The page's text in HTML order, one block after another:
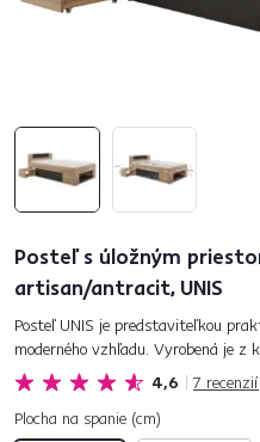
Posteľ s úložným
artisan/antracit, UNIS
4,6 7 recenzií
Posteľ UNIS je predstaviteľkou
moderného vzhľadu. Vyrobená je z
moderných farieb dub artisan a
Plocha na spanie (cm)